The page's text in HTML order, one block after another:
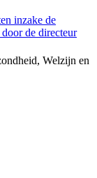
inzake de
door de directeur
Welzijn en